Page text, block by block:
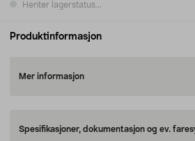
Henter lagerstatus...
Produktinformasjon
Mer informasjon
Spesifikasjoner, dokumentasjon og ev.